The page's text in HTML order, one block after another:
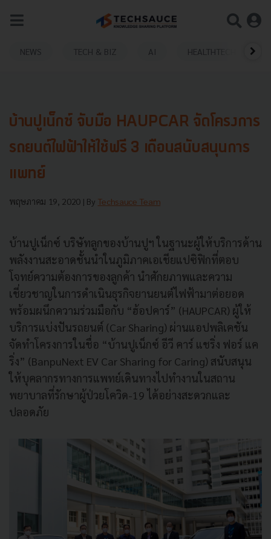
NEWS TECH & BIZ AI HEALTHTECH
บ้านปูเน็กซ์ จับมือ HAUPCAR จัดโครงการ
รถยนต์ไฟฟ้าให้ใช้ฟรี 3 เดือนสนับสนุนการ
แพทย์
พฤษภาคม 19, 2020 | By Techsauce Team
บ้านปูเน็กซ์ บริษัทลูกของบ้านปูฯ ในฐานะผู้ให้บริการด้าน
พลังงานสะอาดชั้นนำในภูมิภาคเอเชียแปซิฟิกที่ตอบ
โจทย์ความต้องการของลูกค้า นำศักยภาพและความ
เชี่ยวชาญในการดำเนินธุรกิจยานยนต์ไฟฟ้ามาต่อยอด
พร้อมผนึกความร่วมมือกับ “ฮ้อปคาร์” (HAUPCAR) ผู้ให้
บริการแบ่งปันรถยนต์ (Car Sharing) ผ่านแอปพลิเคชัน
จัดทำโครงการในชื่อ “บ้านปูเน็กซ์ อีวี คาร์ แชริ่ง ฟอร์ แค
ริ่ง” (BanpuNext EV Car Sharing for Caring) สนับสนุน
ให้บุคลากรทางการแพทย์เดินทางไปทำงานในสถาน
พยาบาลที่รักษาผู้ป่วยโควิด-19 ได้อย่างสะดวกและ
ปลอดภัย